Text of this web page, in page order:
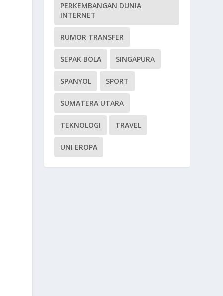
PERKEMBANGAN DUNIA
INTERNET
RUMOR TRANSFER
SEPAK BOLA SINGAPURA
SPANYOL SPORT
SUMATERA UTARA
TEKNOLOGI TRAVEL
UNI EROPA